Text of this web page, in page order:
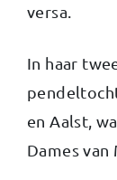
versa.
In haar
en Aalst,
Dames